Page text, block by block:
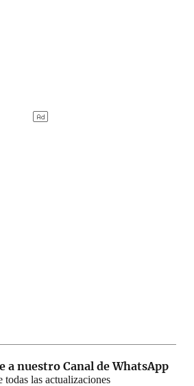
a nuestro Canal de WhatsApp
todas las actualizaciones